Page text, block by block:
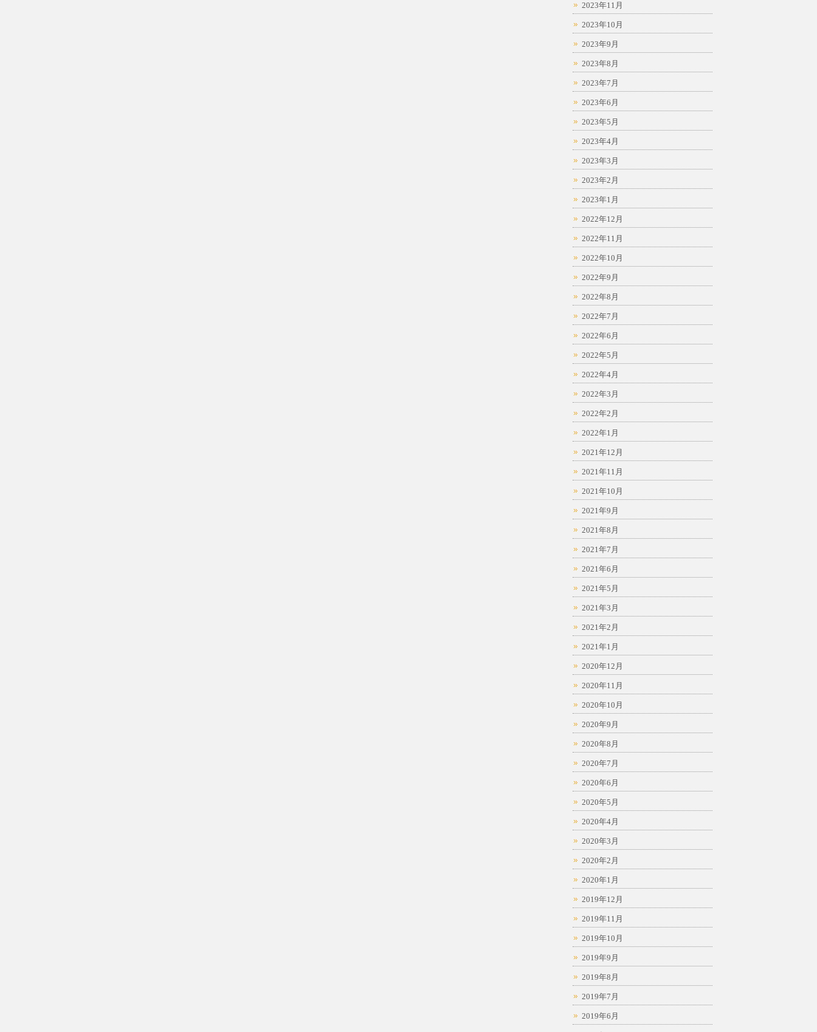
2023年11月
2023年10月
2023年9月
2023年8月
2023年7月
2023年6月
2023年5月
2023年4月
2023年3月
2023年2月
2023年1月
2022年12月
2022年11月
2022年10月
2022年9月
2022年8月
2022年7月
2022年6月
2022年5月
2022年4月
2022年3月
2022年2月
2022年1月
2021年12月
2021年11月
2021年10月
2021年9月
2021年8月
2021年7月
2021年6月
2021年5月
2021年3月
2021年2月
2021年1月
2020年12月
2020年11月
2020年10月
2020年9月
2020年8月
2020年7月
2020年6月
2020年5月
2020年4月
2020年3月
2020年2月
2020年1月
2019年12月
2019年11月
2019年10月
2019年9月
2019年8月
2019年7月
2019年6月